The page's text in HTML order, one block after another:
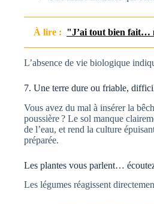
À lire : "J’ai tout bien fait…
L’absence de vie biologique
7. Une terre dure ou friable,
Vous avez du mal à insérer la
poussière ? Le sol manque
de l’eau, et rend la culture
préparée.
Les plantes vous parlent…
Les légumes réagissent